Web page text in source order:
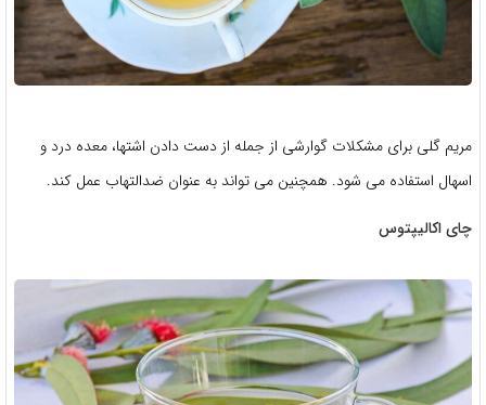
مریم گلی برای مشکلات گوارشی از جمله از دست دادن اشتها، معده درد و
اسهال استفاده می شود. همچنین می تواند به عنوان ضدالتهاب عمل کند.
چای اکالیپتوس